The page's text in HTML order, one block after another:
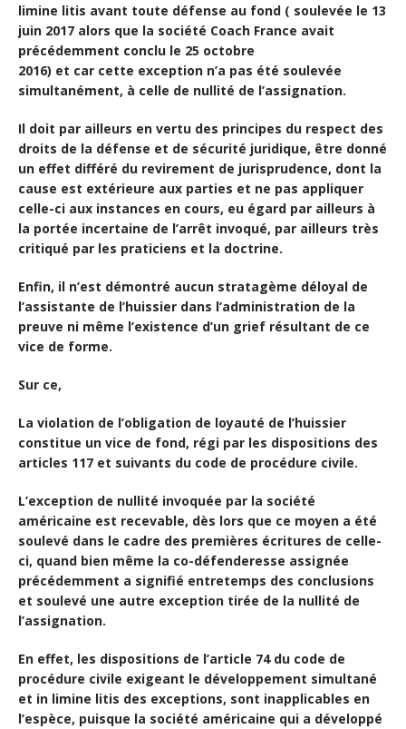
limine litis avant toute défense au fond ( soulevée le 13
juin 2017 alors que la société Coach France avait
précédemment conclu le 25 octobre
2016) et car cette exception n’a pas été soulevée
simultanément, à celle de nullité de l’assignation.
Il doit par ailleurs en vertu des principes du respect des
droits de la défense et de sécurité juridique, être donné
un effet différé du revirement de jurisprudence, dont la
cause est extérieure aux parties et ne pas appliquer
celle-ci aux instances en cours, eu égard par ailleurs à
la portée incertaine de l’arrêt invoqué, par ailleurs très
critiqué par les praticiens et la doctrine.
Enfin, il n’est démontré aucun stratagème déloyal de
l’assistante de l’huissier dans l’administration de la
preuve ni même l’existence d’un grief résultant de ce
vice de forme.
Sur ce,
La violation de l’obligation de loyauté de l’huissier
constitue un vice de fond, régi par les dispositions des
articles 117 et suivants du code de procédure civile.
L’exception de nullité invoquée par la société
américaine est recevable, dès lors que ce moyen a été
soulevé dans le cadre des premières écritures de celle-
ci, quand bien même la co-défenderesse assignée
précédemment a signifié entretemps des conclusions
et soulevé une autre exception tirée de la nullité de
l’assignation.
En effet, les dispositions de l’article 74 du code de
procédure civile exigeant le développement simultané
et in limine litis des exceptions, sont inapplicables en
l’espèce, puisque la société américaine qui a développé